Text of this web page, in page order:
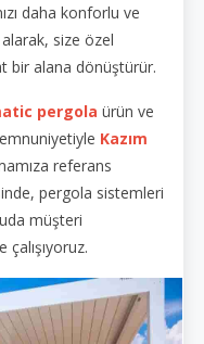
daha konforlu ve
size özel
bir alana dönüştürür.
pergola ürün ve
Kazım
referans
pergola sistemleri
müşteri